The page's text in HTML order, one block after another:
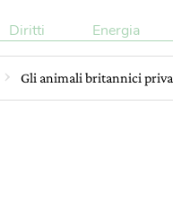
Diritti Energia
Gli animali britannici